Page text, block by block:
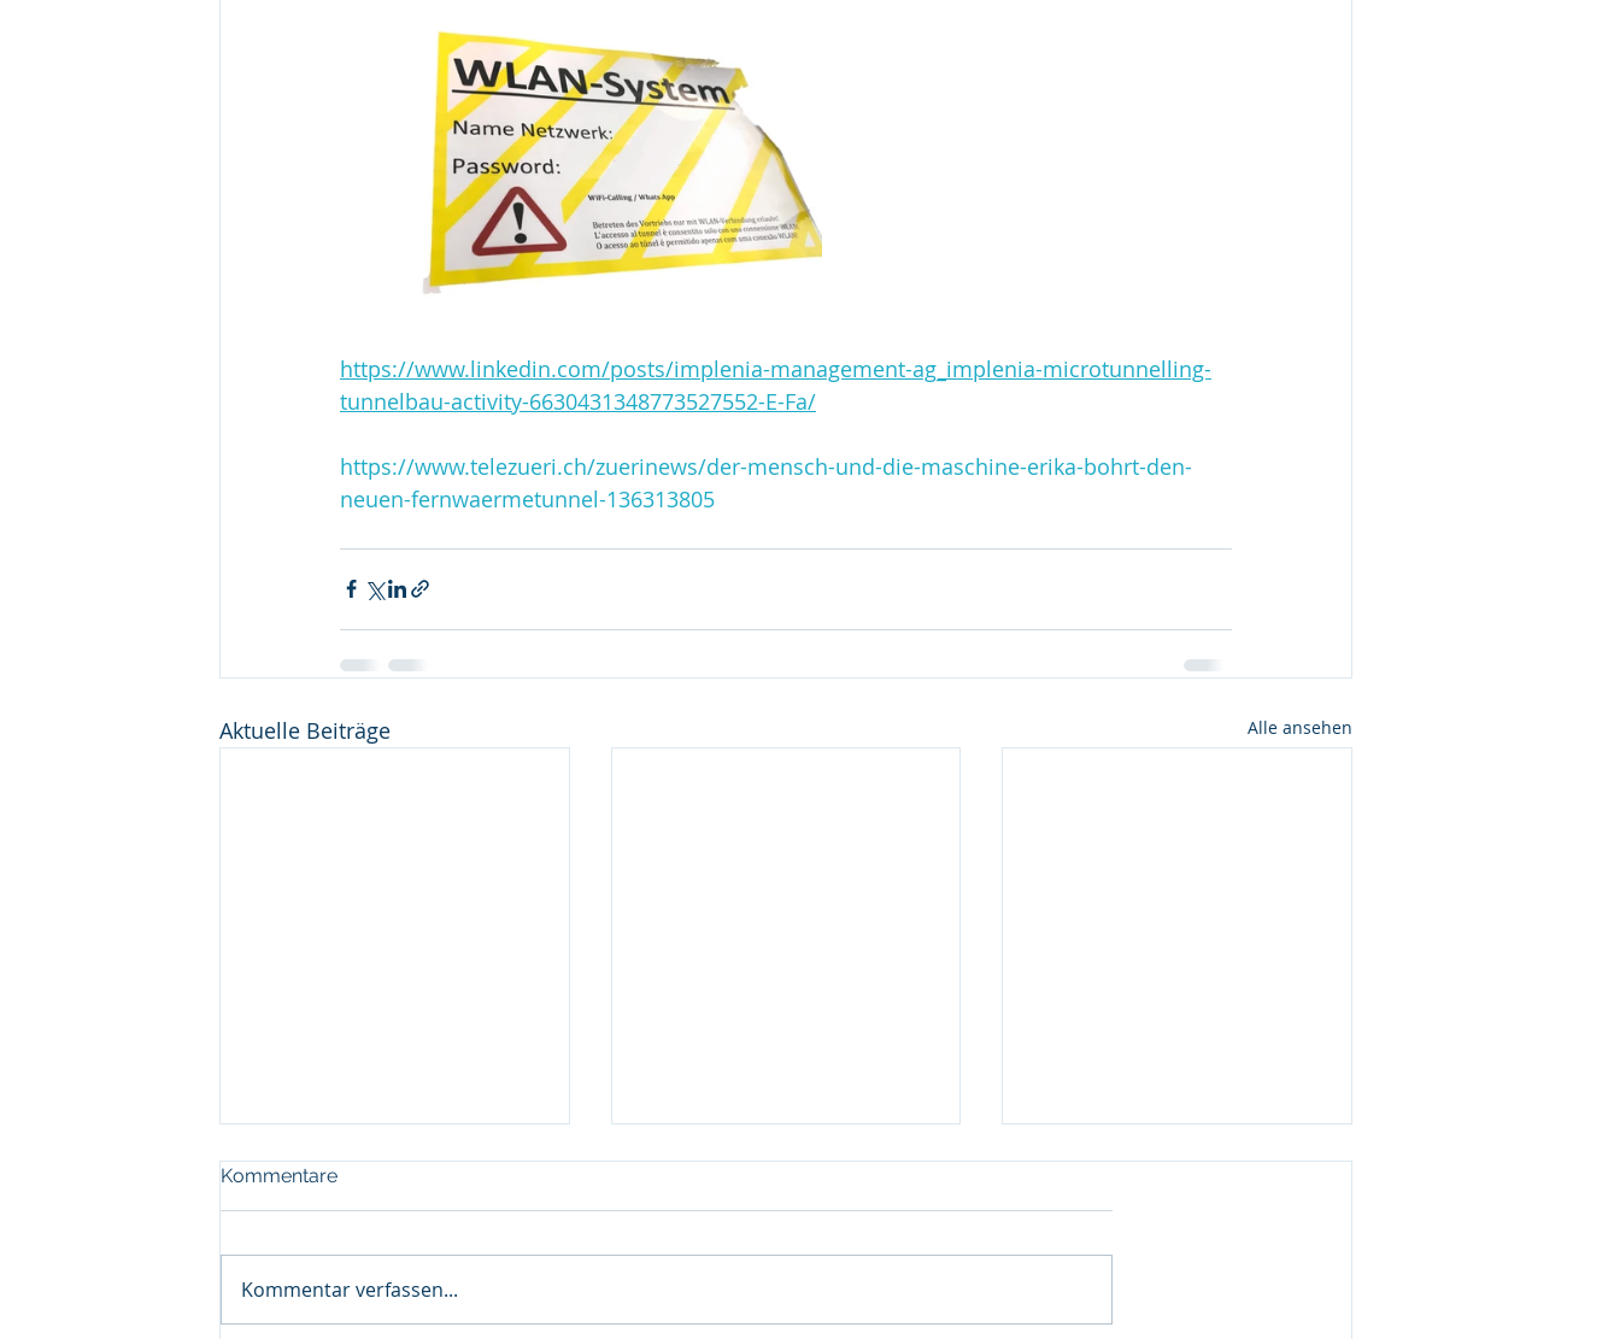
https://www.linkedin.com/posts/implenia-management-ag_implenia-microtunnelling-
tunnelbau-activity-6630431348773527552-E-Fa/
https://www.telezueri.ch/zuerinews/der-mensch-und-die-maschine-erika-bohrt-den-
neuen-fernwaermetunnel-136313805
Aktuelle Beiträge Alle ansehen
Kommentare
Kommentar verfassen...